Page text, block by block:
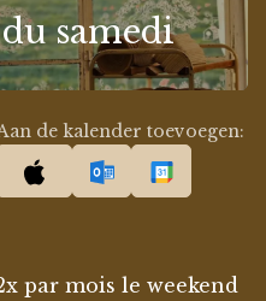
samedi
de kalender toevoegen:
par mois le weekend